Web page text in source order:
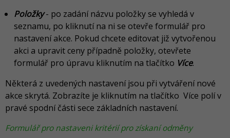
Položky- po zadání názvu položky se vyhledá v
seznamu, po kliknutí na ni se otevře formulář pro
nastavení akce. Pokud chcete editovat již vytvořenou
akci a upravit ceny případně položky, otevřete
formulář pro úpravu kliknutím na tlačítko Více.
Některá z uvedených nastavení jsou při vytváření nové
akce skrytá. Zobrazíte je kliknutím na tlačítko Více polí v
pravé spodní části sece základních nastavení.
Formulář pro nastaveni kritérií pro získaní odměny